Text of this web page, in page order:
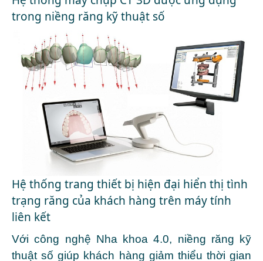
trong niềng răng kỹ thuật số
Hệ thống trang thiết bị hiện đại hiển thị tình
trạng răng của khách hàng trên máy tính
liên kết
Với công nghệ Nha khoa 4.0, niềng răng kỹ
thuật số giúp khách hàng giảm thiểu thời gian